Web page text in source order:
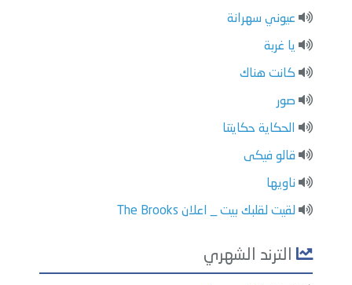
عيوني سهرانة
يا غربة
كانت هناك
صور
الحكاية حكايتنا
قالو فيكى
ناويها
لقيت لقلبك بيت _ اعلان The Brooks
الترند الشهري